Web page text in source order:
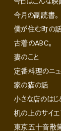
今月の副読書。
僕が住む町の話
古着のABC。
妻のこと
定番料理のニュ
家の猫の話
小さな店のはじ
机の上のサイエ
東京五十音散